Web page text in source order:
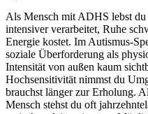
Als Mensch mit ADHS lebst du
intensiver verarbeitet, Ruhe
Energie kostet. Im Autismus-
soziale Überforderung als
Intensität von außen kaum
Hochsensitivität nimmst du
brauchst länger zur Erholung.
Mensch stehst du oft